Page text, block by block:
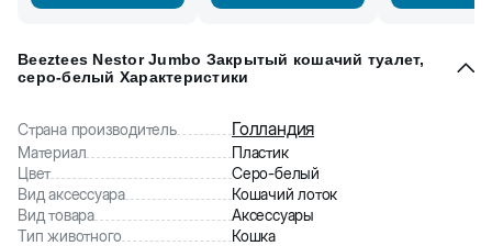
Beeztees Nestor Jumbo Закрытый кошачий туалет,
серо-белый Характеристики
Страна производитель Голландия
Материал
Пластик
Цвет
Серо-белый
Вид аксессуара
Кошачий лоток
Вид товара
Аксессуары
Тип животного
Кошка